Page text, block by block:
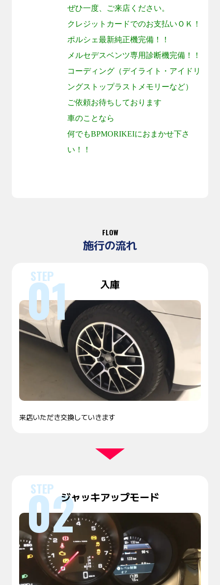
ぜひ一度、ご来店ください。
クレジットカードでのお支払いＯＫ！
ポルシェ最新純正機完備！！
メルセデスベンツ専用診断機完備！！
コーディング（デイライト・アイドリ
ングストップラストメモリーなど）
ご依頼お待ちしております
車のことなら
何でもBPMORIKEIにおまかせ下さ
い！！
FLOW
施行の流れ
入庫
来店いただき交換していきます
ジャッキアップモード